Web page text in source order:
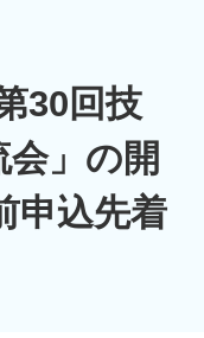
30回技
」の開
申込先着